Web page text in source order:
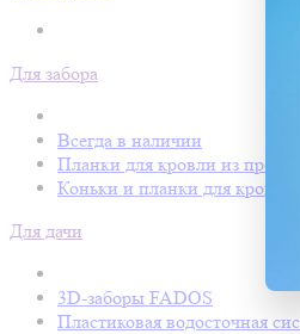
Для забора
Всегда в наличии
Планки для кровли из
Коньки и планки для кровли
Для дачи
3D-заборы FADOS
Пластиковая водосточная